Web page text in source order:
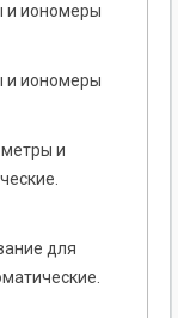
и иономеры
и иономеры
и
для